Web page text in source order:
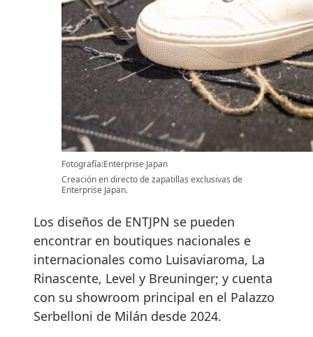
Fotografía:Enterprise Japan
Creación en directo de zapatillas exclusivas de
Enterprise Japan.
Los diseños de ENTJPN se pueden
encontrar en boutiques nacionales e
internacionales como Luisaviaroma, La
Rinascente, Level y Breuninger; y cuenta
con su showroom principal en el Palazzo
Serbelloni de Milán desde 2024.